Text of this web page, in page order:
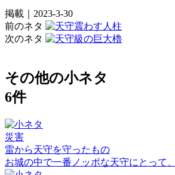
掲載｜2023-3-30
前のネタ
次のネタ
その他の小ネタ
6件
災害
雷から天守を守ったもの
お城の中で一番ノッポな天守にとっ